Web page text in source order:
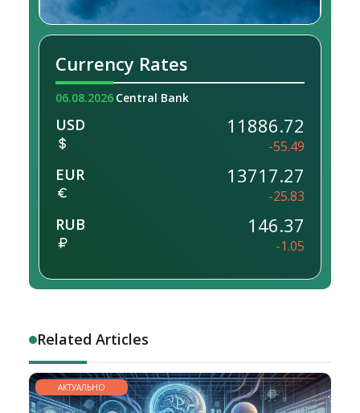
Currency Rates
06.08.2026 Central Bank
USD 11886.72
-55.49
EUR 13717.27
-25.83
RUB 146.37
-1.05
Related Articles
АКТУАЛЬНО